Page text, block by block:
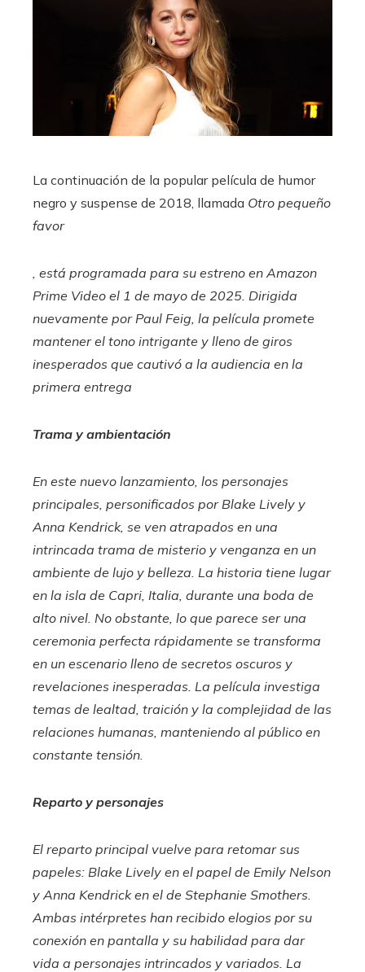
La continuación de la popular película de humor
negro y suspense de 2018, llamada Otro pequeño
favor
, está programada para su estreno en Amazon
Prime Video el 1 de mayo de 2025. Dirigida
nuevamente por Paul Feig, la película promete
mantener el tono intrigante y lleno de giros
inesperados que cautivó a la audiencia en la
primera entrega
Trama y ambientación
En este nuevo lanzamiento, los personajes
principales, personificados por Blake Lively y
Anna Kendrick, se ven atrapados en una
intrincada trama de misterio y venganza en un
ambiente de lujo y belleza. La historia tiene lugar
en la isla de Capri, Italia, durante una boda de
alto nivel. No obstante, lo que parece ser una
ceremonia perfecta rápidamente se transforma
en un escenario lleno de secretos oscuros y
revelaciones inesperadas. La película investiga
temas de lealtad, traición y la complejidad de las
relaciones humanas, manteniendo al público en
constante tensión.
Reparto y personajes
El reparto principal vuelve para retomar sus
papeles: Blake Lively en el papel de Emily Nelson
y Anna Kendrick en el de Stephanie Smothers.
Ambas intérpretes han recibido elogios por su
conexión en pantalla y su habilidad para dar
vida a personajes intrincados y variados. La